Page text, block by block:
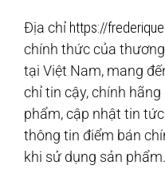
Địa chỉ https://
chính thức của
tại Việt Nam, mang
chỉ tin cậy, chính
phẩm, cập nhật tin
thông tin điểm bán
khi sử dụng sản phẩm.